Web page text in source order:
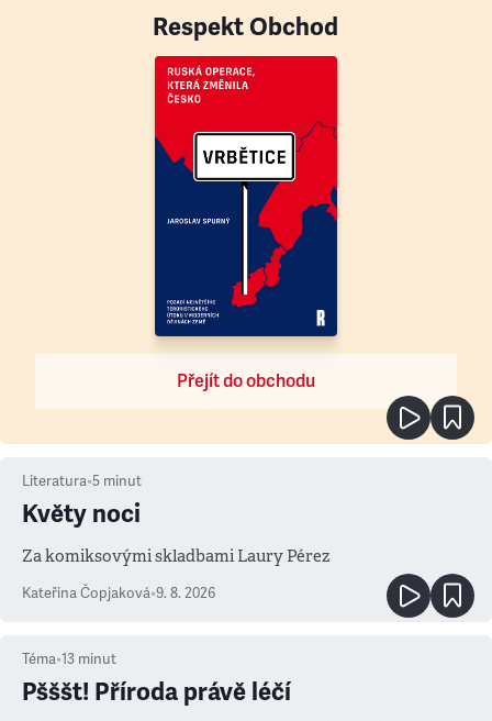
Respekt Obchod
Přejít do obchodu
Literatura•5 minut
Květy noci
Za komiksovými skladbami Laury Pérez
Kateřina Čopjaková•9. 8. 2026
Téma•13 minut
Pšššt! Příroda právě léčí